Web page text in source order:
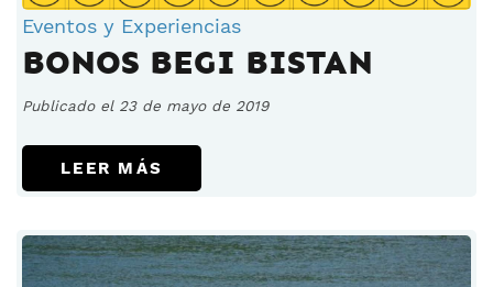
Eventos y Experiencias
BONOS BEGI BISTAN
Publicado el 23 de mayo de 2019
LEER MÁS